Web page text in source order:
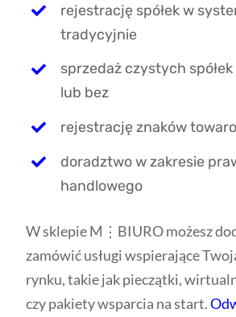
rejestrację spółek w
tradycyjnie
sprzedaż czystych
lub bez
rejestrację znaków
doradztwo w zakresie
handlowego
W sklepie M⋮BIURO możesz
zamówić usługi wspierające
rynku, takie jak pieczątki,
czy pakiety wsparcia na start.